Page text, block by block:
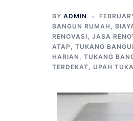
BY ADMIN
BANGUN RUMAH ,
RENOVASI, JASA
ATAP , TUKANG
HARIAN , TUKANG
TERDEKAT, UPAH